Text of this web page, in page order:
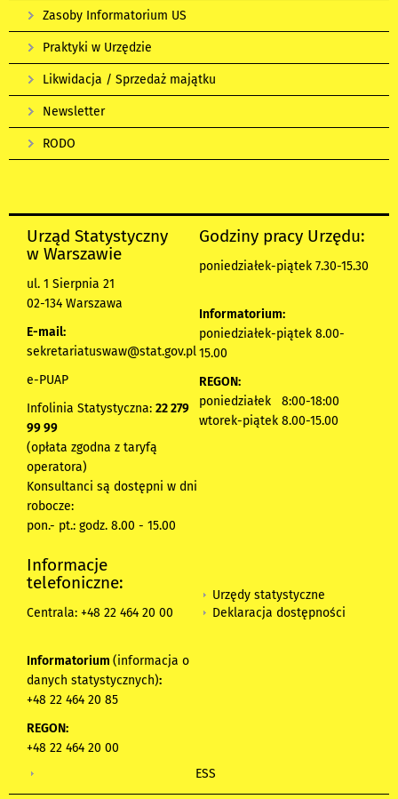
Zasoby Informatorium US
Praktyki w Urzędzie
Likwidacja / Sprzedaż majątku
Newsletter
RODO
Urząd Statystyczny
w Warszawie
ul. 1 Sierpnia 21
02-134 Warszawa
E-mail:
sekretariatuswaw@stat.gov.pl
e-PUAP
Infolinia Statystyczna: 22 279
99 99
(opłata zgodna z taryfą
operatora)
Konsultanci są dostępni w dni
robocze:
pon.- pt.: godz. 8.00 - 15.00
Godziny pracy Urzędu:
poniedziałek-piątek 7.30-15.30
Informatorium:
poniedziałek-piątek 8.00-
15.00
REGON:
poniedziałek 8:00-18:00
wtorek-piątek 8.00-15.00
Informacje
telefoniczne:
Centrala: +48 22 464 20 00
Informatorium (informacja o
danych statystycznych):
+48 22 464 20 85
REGON:
+48 22 464 20 00
Urzędy statystyczne
Deklaracja dostępności
ESS